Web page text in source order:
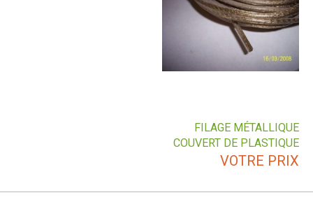
FILAGE MÉTALLIQUE
COUVERT DE PLASTIQUE
VOTRE PRIX